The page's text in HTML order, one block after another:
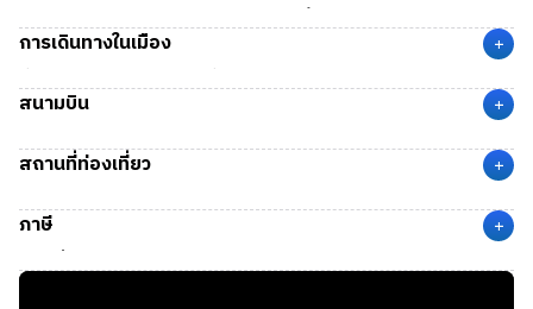
Mobileมีสภาพภูมิอากาศแบบอบอุ่นชื้น (Humid Subtropical
Climate)
ฤดูใบไม้ผลิ (Spring)
มีอากาศอบอุ่น อุณหภูมิเฉลี่ยอยู่ที่ 18 –
28 °C
– 35 °C
การเดินทางในเมือง +
ที่เมือง Mobile เป็นเมืองที่เดินทางสะดวก มีรถบัส Wave Transit
System ให้บริการภายในเมือง
ค่าโดยสารแบบจ่ายครั้งเดียว (Single Ride)
One Ride Pass $2.00)
ประเภทบัตรผ่าน (Passes)
สนามบิน +
สนามบิน MOB(Mobile Regional Airport) เมือง Mobile, AL
ห่างจากตัวเมือง Mobile ประมาณ 18 ไมล์ (29 กม.) ใช้เวลาเดิน
สถานที่ท่องเที่ยว +
USS Alabama Battleship Memorial Park:พิพิธภัณฑ์
เรือรบและเครื่องบิน
Mobile Bay & Dauphin Island:
ภาษี +
ภาษีที่จะถูกหักจากรายได้